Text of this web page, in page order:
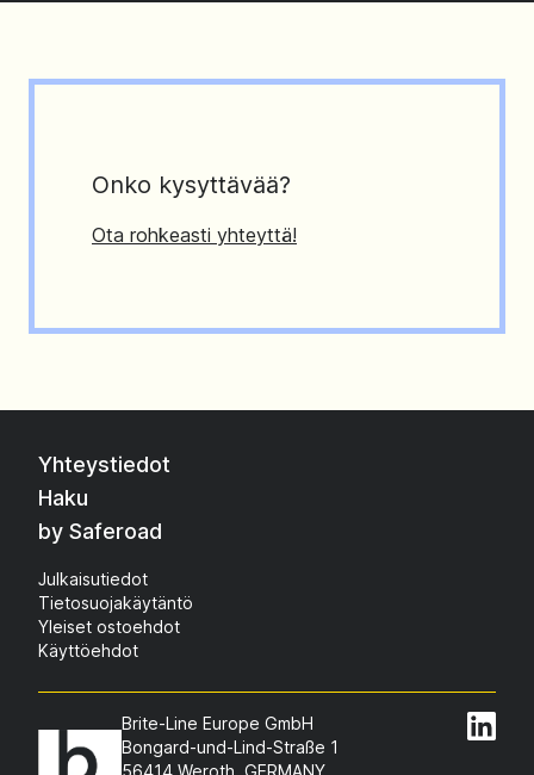
Onko kysyttävää?
Ota rohkeasti yhteyttä!
Yhteystiedot
Haku
by Saferoad
Julkaisutiedot
Tietosuojakäytäntö
Yleiset ostoehdot
Käyttöehdot
Brite-Line Europe GmbH
Bongard-und-Lind-Straße 1
56414 Weroth, GERMANY